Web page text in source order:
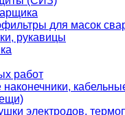
для масок
рукавицы
работ
электродов,